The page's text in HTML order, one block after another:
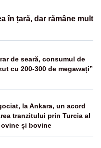
în țară, dar rămâne mult
de seară, consumul de
cu 200-300 de megawați”
la Ankara, un acord
tranzitului prin Turcia al
și bovine